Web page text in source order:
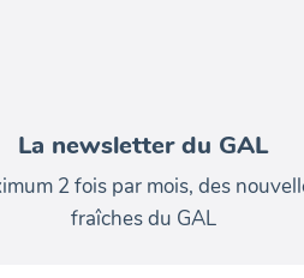
La newsletter du GAL
2 fois par mois, des
fraîches du GAL